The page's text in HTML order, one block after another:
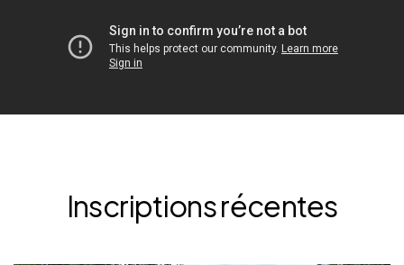
Inscriptions récentes